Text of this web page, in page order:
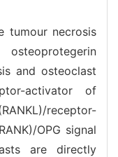
tumour necrosis
and osteoclast
activator of
receptor-
OPG signal
are directly